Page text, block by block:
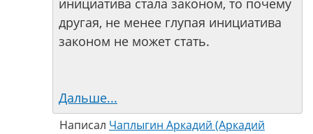
инициатива стала законом, то почему
другая, не менее глупая инициатива
законом не может стать.
Дальше...
Написал Чаплыгин Аркадий (Аркадий